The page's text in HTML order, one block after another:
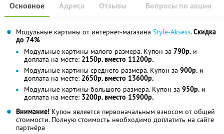
Основное Отзывы Вопросы по акции
Адреса
Модульные картины от интернет-магазина Style-Aksess.Скидка
до 74%
Модульные картины малого размера. Купон за 790р. и
доплата на месте: 2150р. вместо 11200р.
Модульные картины среднего размера. Купон за 900р. и
доплата на месте: 2650р. вместо 13600р.
Модульные картины большого размера. Купон за 950р. и
доплата на месте: 3200р. вместо 15900р.
Внимание! Купон является первоначальным взносом от общей
стоимости. Полную стоимость необходимо доплатить на сайте
партнёра